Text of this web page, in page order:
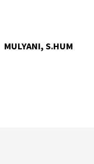
MULYANI, S.HUM